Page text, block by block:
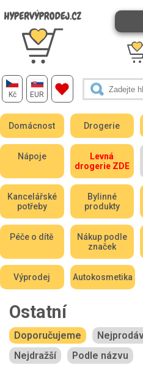
Kč EUR
Domácnost Drogerie
Nápoje
Levná
drogerie ZDE
Kancelářské
potřeby
Bylinné
produkty
Péče o dítě
Nákup podle
značek
Výprodej Autokosmetika
Ostatní
Doporučujeme
Nejdražší
Podle názvu